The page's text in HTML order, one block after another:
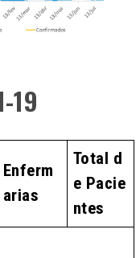
19
Enferm
arias
Total d
e Pacie
ntes